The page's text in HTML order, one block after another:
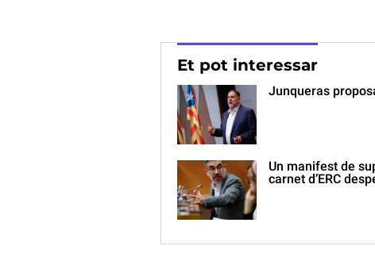
Et pot interessar
Junqueras
Un manifest de
carnet d’ERC